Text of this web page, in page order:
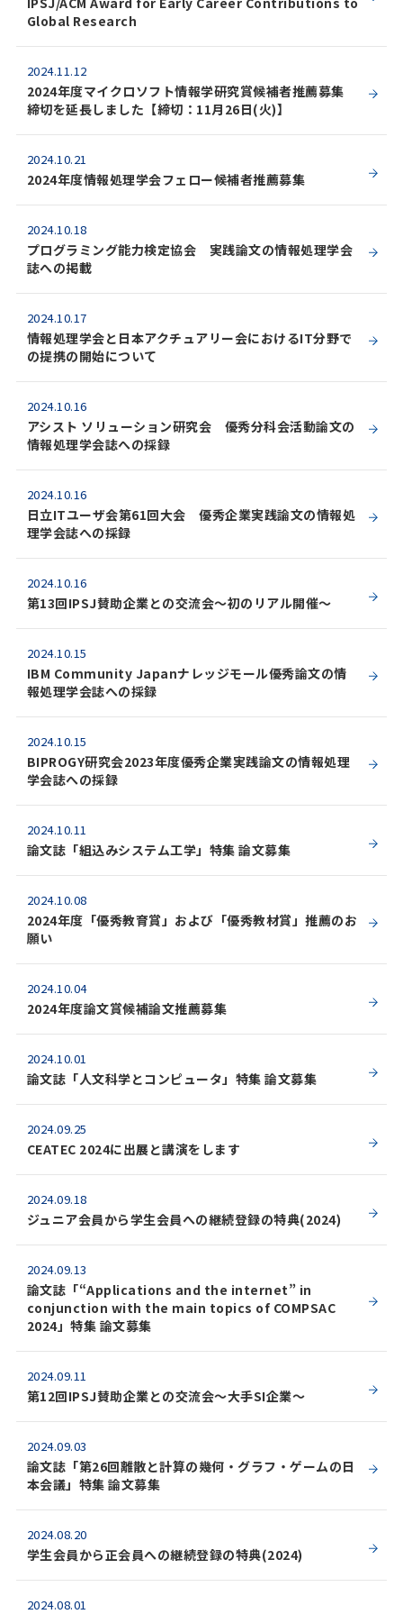
Global Research
2024.11.12
2024年度マイクロソフト情報学研究賞候補者推薦募集
締切を延長しました【締切：11月26日(火)】
2024.10.21
2024年度情報処理学会フェロー候補者推薦募集
2024.10.18
プログラミング能力検定協会 実践論文の情報処理学会
誌への掲載
2024.10.17
情報処理学会と日本アクチュアリー会におけるIT分野で
の提携の開始について
2024.10.16
アシスト ソリューション研究会 優秀分科会活動論文の
情報処理学会誌への採録
2024.10.16
日立ITユーザ会第61回大会 優秀企業実践論文の情報処
理学会誌への採録
2024.10.16
第13回IPSJ賛助企業との交流会～初のリアル開催～
2024.10.15
IBM Community Japanナレッジモール優秀論文の情
報処理学会誌への採録
2024.10.15
BIPROGY研究会2023年度優秀企業実践論文の情報処理
学会誌への採録
2024.10.11
論文誌「組込みシステム工学」特集 論文募集
2024.10.08
2024年度「優秀教育賞」および「優秀教材賞」推薦のお
願い
2024.10.04
2024年度論文賞候補論文推薦募集
2024.10.01
論文誌「人文科学とコンピュータ」特集 論文募集
2024.09.25
CEATEC 2024に出展と講演をします
2024.09.18
ジュニア会員から学生会員への継続登録の特典(2024)
2024.09.13
論文誌「“Applications and the internet” in
conjunction with the main topics of COMPSAC
2024」特集 論文募集
2024.09.11
第12回IPSJ賛助企業との交流会～大手SI企業～
2024.09.03
論文誌「第26回離散と計算の幾何・グラフ・ゲームの日
本会議」特集 論文募集
2024.08.20
学生会員から正会員への継続登録の特典(2024)
2024.08.01